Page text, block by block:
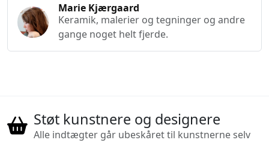
Marie Kjærgaard
Keramik, malerier og tegninger og andre
gange noget helt fjerde.
Støt kunstnere og designere
Alle indtægter går ubeskåret til kunstnerne selv